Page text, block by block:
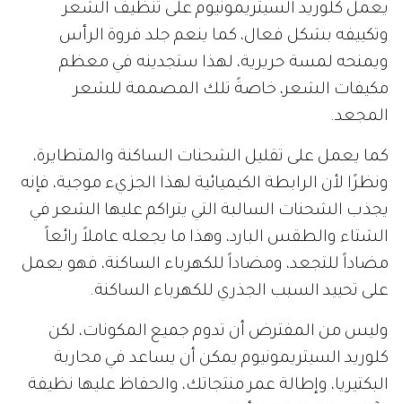
يعمل كلوريد السيتريمونيوم على تنظيف الشعر
وتكييفه بشكل فعال، كما ينعم جلد فروة الرأس
ويمنحه لمسة حريرية، لهذا ستجدينه في معظم
مكيفات الشعر، خاصةً تلك المصممة للشعر
المجعد.
كما يعمل على تقليل الشحنات الساكنة والمتطايرة،
ونظرًا لأن الرابطة الكيميائية لهذا الجزيء موجبة، فإنه
يجذب الشحنات السالبة التي يتراكم عليها الشعر في
الشتاء والطقس البارد، وهذا ما يجعله عاملاً رائعاً
مضاداً للتجعد، ومضاداً للكهرباء الساكنة، فهو يعمل
على تحييد السبب الجذري للكهرباء الساكنة.
وليس من المفترض أن تدوم جميع المكونات، لكن
كلوريد السيتريمونيوم يمكن أن يساعد في محاربة
البكتيريا، وإطالة عمر منتجاتك، والحفاظ عليها نظيفة